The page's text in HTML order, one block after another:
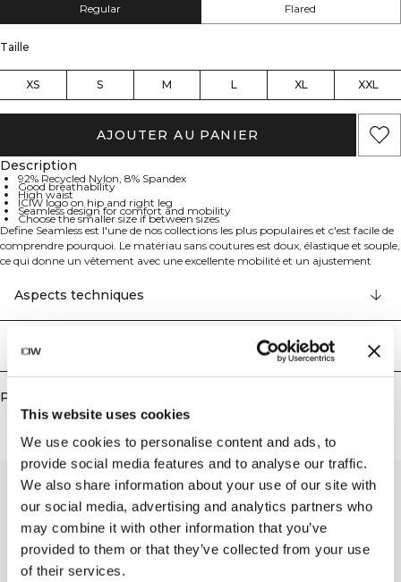
This website uses cookies
We use cookies to personalise content and ads, to
provide social media features and to analyse our traffic.
We also share information about your use of our site with
our social media, advertising and analytics partners who
may combine it with other information that you’ve
provided to them or that they’ve collected from your use
of their services.
Regular Flared
Taille
XS S M L XL XXL
AJOUTER AU PANIER
Description
92% Recycled Nylon, 8% Spandex
Good breathability
High waist
ICIW logo on hip and right leg
Seamless design for comfort and mobility
Choose the smaller size if between sizes
Define Seamless est l'une de nos collections les plus populaires et c'est facile de
comprendre pourquoi. Le matériau sans coutures est doux, élastique et souple,
ce qui donne un vêtement avec une excellente mobilité et un ajustement
tendance font de Define Seamless la gamme de vêtements d'entraînement
idéale pour de nombreux types d'exercices. Les leggings Define Seamless ont,
comme les autres vêtements assortis de la collection, des détails dans le tissu
qui rehaussent le design. Logo ICIW sur la hanche gauche et logo ICIW discret
sur la jambe droite. Taille haute pour un ajustement parfait. Bonne
respirabilité. Taille haute. Logo ICIW sur la hanche et la jambe droite. Les
entre deux tailles. 92% Nylon Recyclé, 8% Elastan.
Aspects techniques
Livraison & retours
Produits similaires